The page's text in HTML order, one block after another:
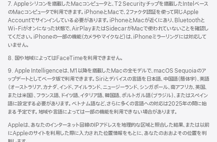
7. Appleシリコンを搭載したMacコンピュータと、T2 Securityチップを搭載したIntelベース
のMacコンピュータで利用できます。iPhoneとMacで、2ファクタ認証を使って同じApple
Accountでサインインしている必要があります。iPhoneとMacが近くにあり、Bluetoothと
Wi-Fiがオンになった状態で、AirPlayまたはSidecarがMacで使われていないことを確認し
てください。iPhoneの一部の機能（カメラやマイクなど）は、iPhoneミラーリングには対応して
いません。
8. 国や地域によってはFaceTimeを利用できません。
9. Apple Intelligenceは、M1以降を搭載したMacの全モデルで、macOS Sequoiaのア
ップデートとしてベータ版で利用できます。Siriとデバイスの言語を日本語、中国語（簡体字）、英語
（オーストラリア、カナダ、インド、アイルランド、ニュージーランド、シンガポール、南アフリカ、英国、
または米国）、フランス語、ドイツ語、イタリア語、韓国語、ポルトガル語（ブラジル）、またはスペイン
語に設定する必要があります。ベトナム語など、さらに多くの言語への対応は2025年の間に始
まる予定です。地域や言語によっては一部の機能を利用できない場合があります。
Appleは、あなたのインターネット回線のIPアドレスを地理的な区域と照合した結果、または以前
にAppleのサイトを利用した際に入力された位置情報をもとに、あなたのおおよその位置を判